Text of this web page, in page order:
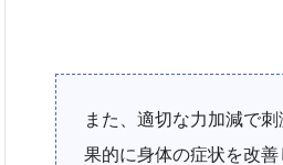
また、適切な力加減で
果的に身体の症状を改